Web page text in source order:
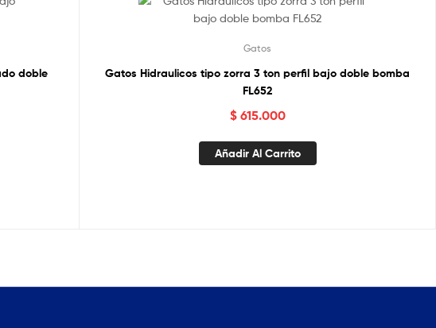
doble
Gatos
Gatos Hidraulicos tipo zorra 3 ton perfil bajo doble bomba
FL652
$615.000
Añadir Al Carrito